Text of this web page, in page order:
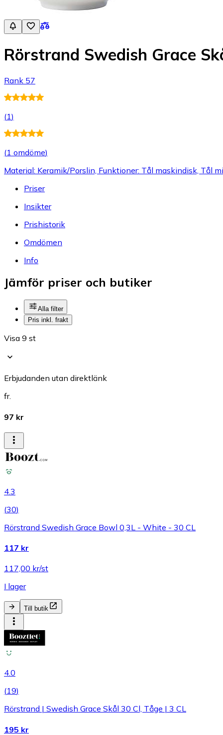
Rörstrand Swedish Grace
Rank 57
(1)
(1 omdöme)
Material: Keramik/Porslin, Funktioner: Tål maskindisk, Tål
Priser
Insikter
Prishistorik
Omdömen
Info
Jämför priser och butiker
Alla filter
Pris inkl. frakt
Visa 9 st
Erbjudanden utan direktlänk
fr.
97 kr
4.3
(30)
Rörstrand Swedish Grace Bowl 0,3L - White - 30 CL
117 kr
117,00 kr/st
I lager
Till butik
4.0
(19)
Rörstrand | Swedish Grace Skål 30 Cl, Tåge | 3 CL
195 kr